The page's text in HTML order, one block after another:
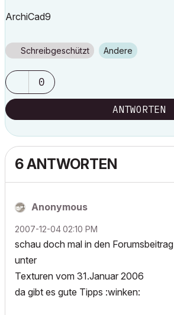
ArchiCad9
Schreibgeschützt Andere
0
ANTWORTEN
6 ANTWORTEN
Anonymous
‎2007-12-0402:10 PM
schau doch mal in den Forumsbeitrag
unter
Texturen vom 31.Januar 2006
da gibt es gute Tipps :winken: